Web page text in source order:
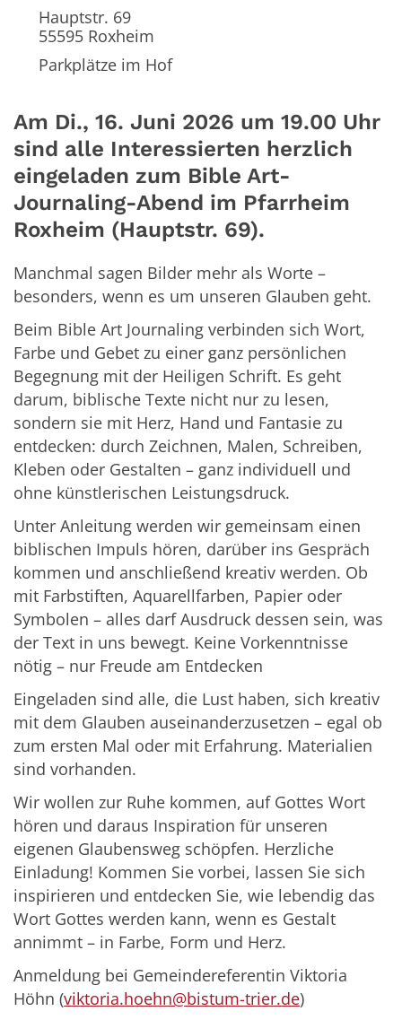
Hauptstr. 69
55595Roxheim
Parkplätze im Hof
Am Di., 16. Juni 2026 um 19.00 Uhr
sind alle Interessierten herzlich
eingeladen zum Bible Art-
Journaling-Abend im Pfarrheim
Roxheim (Hauptstr. 69).
Manchmal sagen Bilder mehr als Worte –
besonders, wenn es um unseren Glauben geht.
Beim Bible Art Journaling verbinden sich Wort,
Farbe und Gebet zu einer ganz persönlichen
Begegnung mit der Heiligen Schrift. Es geht
darum, biblische Texte nicht nur zu lesen,
sondern sie mit Herz, Hand und Fantasie zu
entdecken: durch Zeichnen, Malen, Schreiben,
Kleben oder Gestalten – ganz individuell und
ohne künstlerischen Leistungsdruck.
Unter Anleitung werden wir gemeinsam einen
biblischen Impuls hören, darüber ins Gespräch
kommen und anschließend kreativ werden. Ob
mit Farbstiften, Aquarellfarben, Papier oder
Symbolen – alles darf Ausdruck dessen sein, was
der Text in uns bewegt. Keine Vorkenntnisse
nötig – nur Freude am Entdecken
Eingeladen sind alle, die Lust haben, sich kreativ
mit dem Glauben auseinanderzusetzen – egal ob
zum ersten Mal oder mit Erfahrung. Materialien
sind vorhanden.
Wir wollen zur Ruhe kommen, auf Gottes Wort
hören und daraus Inspiration für unseren
eigenen Glaubensweg schöpfen. Herzliche
Einladung! Kommen Sie vorbei, lassen Sie sich
inspirieren und entdecken Sie, wie lebendig das
Wort Gottes werden kann, wenn es Gestalt
annimmt – in Farbe, Form und Herz.
Anmeldung bei Gemeindereferentin Viktoria
Höhn (viktoria.hoehn@bistum-trier.de)